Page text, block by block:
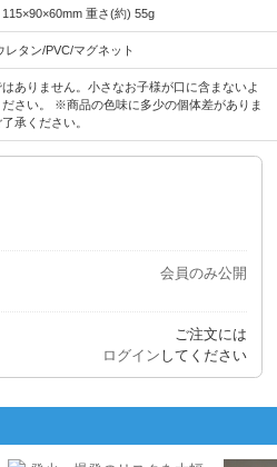
重さ(約) 55g
レタン/PVC/マグネット
ありません。小さなお子様が口に含まないよ
ださい。 ※商品の色味に多少の個体差がありま
承ください。
会員のみ公開
ご注文には
ログイン してください